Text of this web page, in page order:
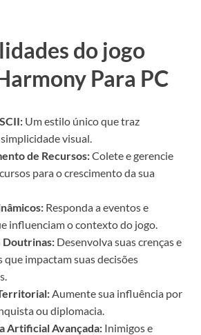
do jogo
Para PC
Um estilo único que traz
visual.
de Recursos:Colete e gerencie
para o crescimento da sua
Responda a eventos e
influenciam o contexto do jogo.
Doutrinas: Desenvolva suas crenças e
que impactam suas decisões
Aumente sua influência por
ou diplomacia.
Artificial Avançada: Inimigos e